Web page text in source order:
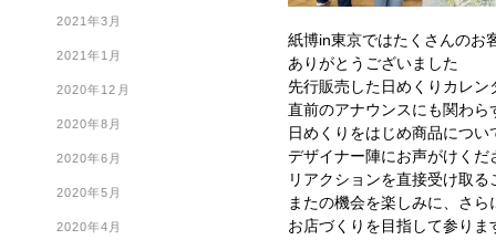
2021年3月
2021年1月
2020年12月
2020年8月
2020年6月
2020年5月
2020年4月
紙博in東京ではたくさんのお
ありがとうございました
先行販売した日めくりカレン
直前のアナウンスにも関わ
日めくりをはじめ商品につ
デザイナー陣にお声がけく
リアクションを直接受け取
またの機会を楽しみに、さ
お店づくりを目指して参りま